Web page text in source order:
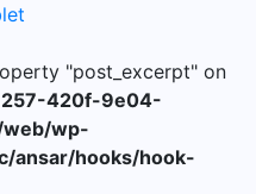
"post_excerpt" on
420f-9e04-
web/wp-
ansar/hooks/hook-